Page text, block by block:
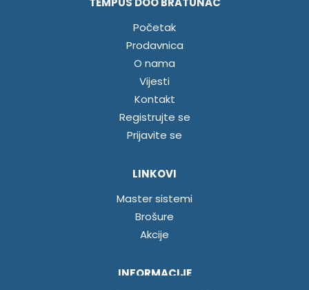
Početak
Prodavnica
O nama
Vijesti
Kontakt
Registrujte se
Prijavite se
LINKOVI
Master sistemi
Brošure
Akcije
INFORMACIJE